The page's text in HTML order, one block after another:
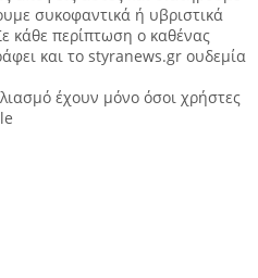
συκοφαντικά ή υβριστικά
κάθε περίπτωση ο καθένας
και το styranews.gr ουδεμία
έχουν μόνο όσοι χρήστες